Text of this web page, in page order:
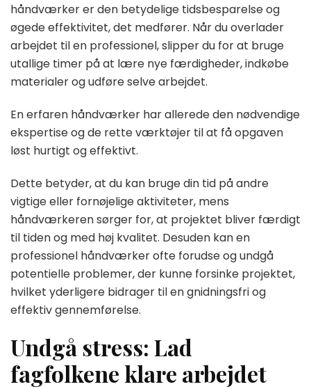
håndværker er den betydelige tidsbesparelse og
øgede effektivitet, det medfører. Når du overlader
arbejdet til en professionel, slipper du for at bruge
utallige timer på at lære nye færdigheder, indkøbe
materialer og udføre selve arbejdet.
En erfaren håndværker har allerede den nødvendige
ekspertise og de rette værktøjer til at få opgaven
løst hurtigt og effektivt.
Dette betyder, at du kan bruge din tid på andre
vigtige eller fornøjelige aktiviteter, mens
håndværkeren sørger for, at projektet bliver færdigt
til tiden og med høj kvalitet. Desuden kan en
professionel håndværker ofte forudse og undgå
potentielle problemer, der kunne forsinke projektet,
hvilket yderligere bidrager til en gnidningsfri og
effektiv gennemførelse.
Undgå stress: Lad
fagfolkene klare arbejdet